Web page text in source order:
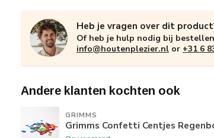
Heb je vragen over dit
Of heb je hulp nodig bij
info@houtenplezier.nl or +31 6
Andere klanten kochten ook
GRIMMS
Grimms Confetti Centjes